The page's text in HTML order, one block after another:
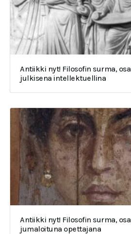
Antiikki nyt! Filosofin surma,
julkisena intellektuellina
Antiikki nyt! Filosofin surma, osa
jumaloituna opettajana